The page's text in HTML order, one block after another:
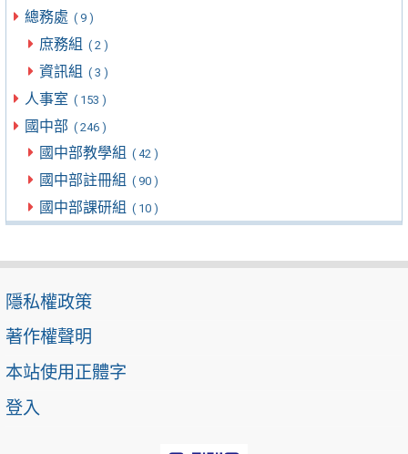
總務處 ( 9 )
庶務組 ( 2 )
資訊組 ( 3 )
人事室 ( 153 )
國中部 ( 246 )
國中部教學組 ( 42 )
國中部註冊組 ( 90 )
國中部課研組 ( 10 )
隱私權政策
著作權聲明
本站使用正體字
登入